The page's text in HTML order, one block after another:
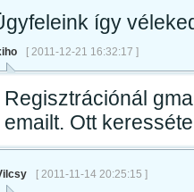
így
[ 2011-12-21 16:32:17 ]
Regisztrációnál
emailt. Ott
[ 2011-11-14 20:25:15 ]